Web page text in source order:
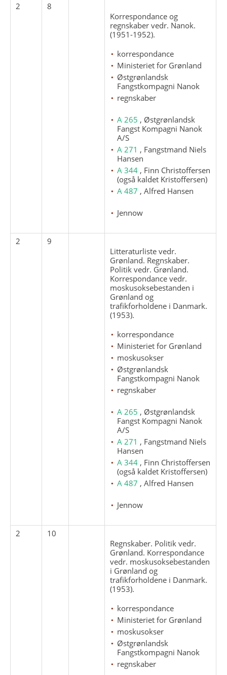
2
8
Korrespondance og
regnskaber vedr. Nanok.
(1951-1952).
korrespondance
Ministeriet for Grønland
Østgrønlandsk
Fangstkompagni Nanok
regnskaber
A 265 , Østgrønlandsk
Fangst Kompagni Nanok
A/S
A 271 , Fangstmand Niels
Hansen
A 344 , Finn Christoffersen
(også kaldet Kristoffersen)
A 487 , Alfred Hansen
Jennow
2
9
Litteraturliste vedr.
Grønland. Regnskaber.
Politik vedr. Grønland.
Korrespondance vedr.
moskusoksebestanden i
Grønland og
trafikforholdene i Danmark.
(1953).
korrespondance
Ministeriet for Grønland
moskusokser
Østgrønlandsk
Fangstkompagni Nanok
regnskaber
A 265 , Østgrønlandsk
Fangst Kompagni Nanok
A/S
A 271 , Fangstmand Niels
Hansen
A 344 , Finn Christoffersen
(også kaldet Kristoffersen)
A 487 , Alfred Hansen
Jennow
2
10
Regnskaber. Politik vedr.
Grønland. Korrespondance
vedr. moskusoksebestanden
i Grønland og
trafikforholdene i Danmark.
(1953).
korrespondance
Ministeriet for Grønland
moskusokser
Østgrønlandsk
Fangstkompagni Nanok
regnskaber